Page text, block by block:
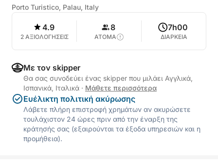
Porto Turistico, Palau, Italy
4.9
2 ΑΞΙΟΛΟΓΗΣΕΙΣ
8
ΑΤΟΜΑ
7h00
ΔΙΑΡΚΕΙΑ
Με τον skipper
Θα σας συνοδεύει ένας skipper που μιλάει Αγγλικά,
Ισπανικά, Ιταλικά · Μάθετε περισσότερα
Ευέλικτη πολιτική ακύρωσης
Λάβετε πλήρη επιστροφή χρημάτων αν ακυρώσετε
τουλάχιστον 24 ώρες πριν από την έναρξη της
κράτησής σας (εξαιρούνται τα έξοδα υπηρεσιών και η
προμήθεια).